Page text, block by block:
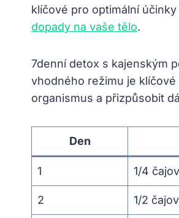
klíčové pro optimální
dopady na vaše tělo.
7denní detox s kajenským
vhodného režimu je
organismus a přizpůsobit
Den
1 1/4
2 1/2